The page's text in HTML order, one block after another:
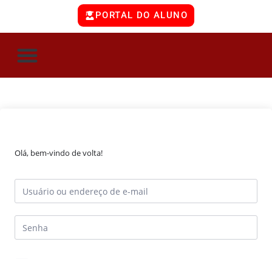
PORTAL DO ALUNO
Olá, bem-vindo de volta!